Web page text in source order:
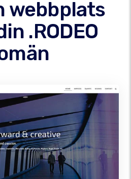
webbplats
.RODEO